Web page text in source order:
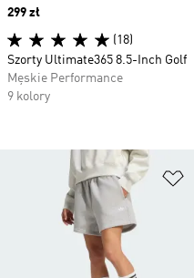
Price
299 zł
(18)
Szorty Ultimate365 8.5-Inch Golf
Męskie Performance
9 kolory